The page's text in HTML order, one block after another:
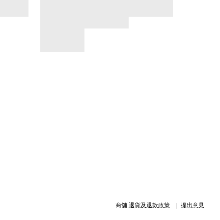
商舖 退貨及退款政策 提出意見